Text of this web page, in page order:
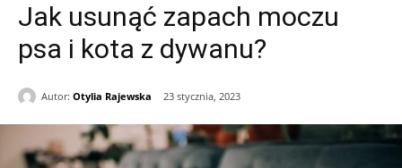
Jak usunąć zapach moczu
psa i kota z dywanu?
Autor: Otylia Rajewska 23 stycznia, 2023